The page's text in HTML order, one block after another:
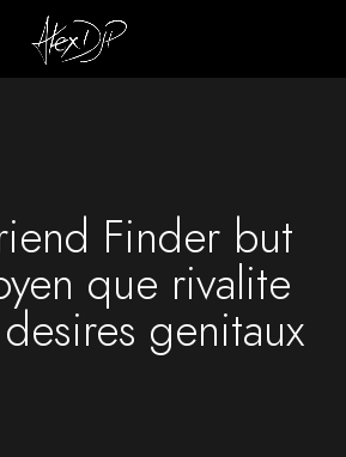
Finder but
que rivalite
genitaux